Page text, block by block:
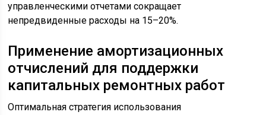
управленческими отчетами сокращает
непредвиденные расходы на 15–20%.
Применение амортизационных
отчислений для поддержки
капитальных ремонтных работ
Оптимальная стратегия использования